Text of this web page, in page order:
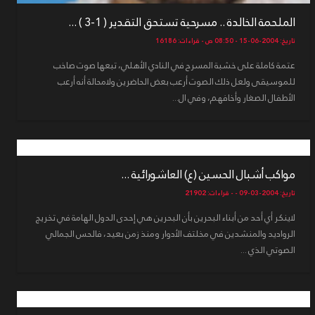
الملحمة الخالدة .. مسرحية تستحق التقدير ( 1-3 ) ...
تاريخ: 2004-06-15 - 08:50 ص - قراءات: 16186
عتمة كاملة على خشبة المسرح في النادي الأهلي، تبعها صوت صاخب
للموسيقى ولعل ذلك الصوت أرعب بعض الحاضرين ولامحالة أنه أرعب
الأطفال الصغار وأخافهم، وفي ال...
مواكب أشبال الحسين (ع) العاشورائية ...
تاريخ: 2004-03-09 - - قراءات: 21902
لاينكر أي أحد من أبناء البحرين بأن البحرين هي إحدى الدول الهامة في تخريج
الرواديد والمنشدين في مخلتف الأدوار ومنذ زمن بعيد، فالحس الجمالي
الصوتي الذي ...